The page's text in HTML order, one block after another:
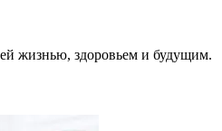
жизнью, здоровьем и будущим.